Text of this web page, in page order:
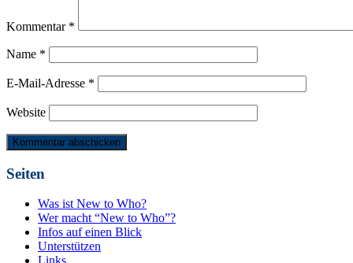
Kommentar *
Name *
E-Mail-Adresse *
Website
Seiten
Was ist New to Who?
Wer macht “New to Who”?
Infos auf einen Blick
Unterstützen